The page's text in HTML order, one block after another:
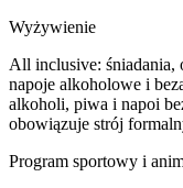
Wyżywienie
All inclusive: śniadania,
napoje alkoholowe i
alkoholi, piwa i napoi
obowiązuje strój
Program sportowy i